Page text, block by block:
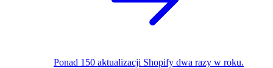
Ponad 150 aktualizacji Shopify dwa razy w roku.